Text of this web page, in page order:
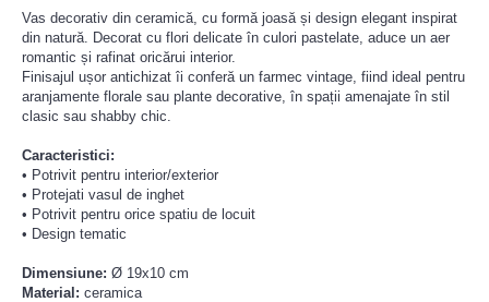
Vas decorativ din ceramică, cu formă joasă și design elegant inspirat
din natură. Decorat cu flori delicate în culori pastelate, aduce un aer
romantic și rafinat oricărui interior.
Finisajul ușor antichizat îi conferă un farmec vintage, fiind ideal pentru
aranjamente florale sau plante decorative, în spații amenajate în stil
clasic sau shabby chic.
Caracteristici:
• Potrivit pentru interior/exterior
• Protejati vasul de inghet
• Potrivit pentru orice spatiu de locuit
• Design tematic
Dimensiune: Ø 19x10 cm
Material: ceramica